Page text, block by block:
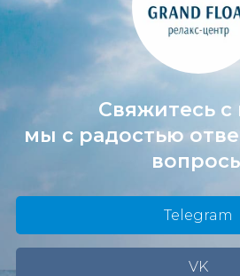
Свяжитесь с
мы с радостью
Telegram
VK